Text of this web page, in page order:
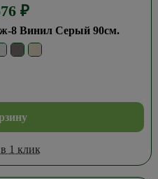
₽
8 Винил Серый 90см.
1 клик